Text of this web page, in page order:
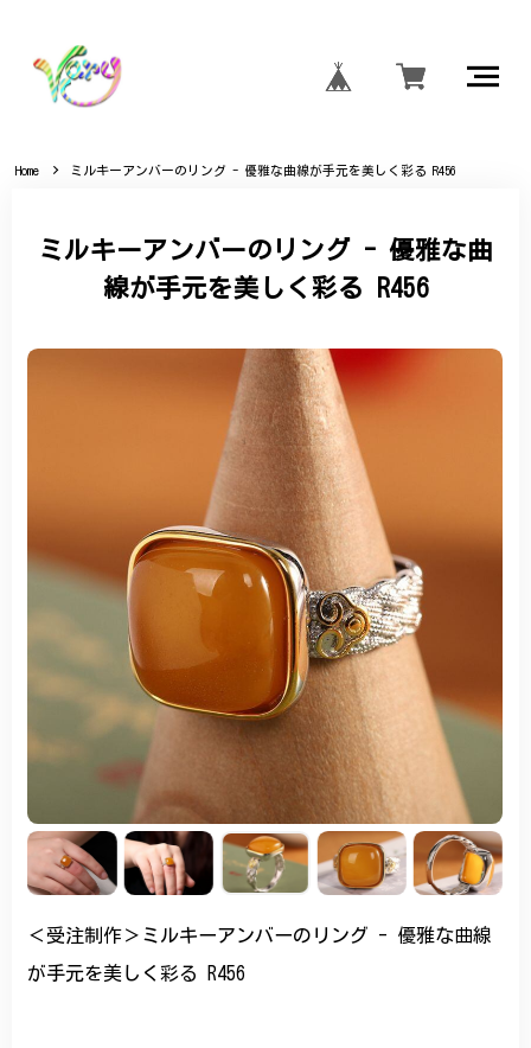
Home ミルキーアンバーのリング - 優雅な曲線が手元を美しく彩る R456
ミルキーアンバーのリング - 優雅な曲
線が手元を美しく彩る R456
＜受注制作＞ミルキーアンバーのリング - 優雅な曲線
が手元を美しく彩る R456